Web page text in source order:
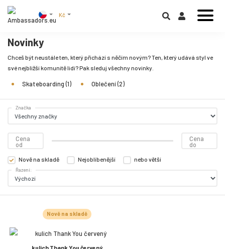
Kč
Novinky
Chceš být neustále ten, který přichází s něčím novým? Ten, který udává styl ve
své nejbližší komunitě lidí? Pak sleduj všechny novinky.
Skateboarding (1) Oblečení (2)
Značka
Cena
od
Cena
do
Nově na skladě Nejoblíbenější nebo větší
Řazení:
Nově na skladě
kulich Thank You červený